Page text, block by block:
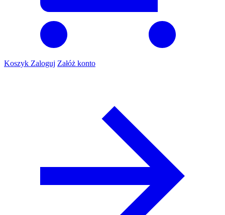
Koszyk Zaloguj Załóż konto